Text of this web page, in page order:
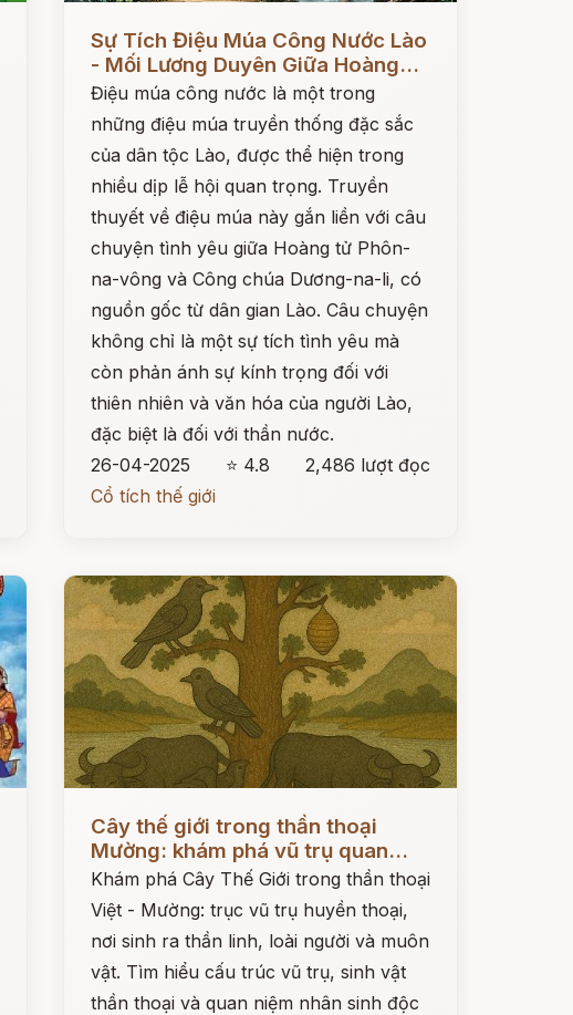
Sự Tích Điệu Múa Công Nước Lào
- Mối Lương Duyên Giữa Hoàng...
Điệu múa công nước là một trong
những điệu múa truyền thống đặc sắc
của dân tộc Lào, được thể hiện trong
nhiều dịp lễ hội quan trọng. Truyền
thuyết về điệu múa này gắn liền với câu
chuyện tình yêu giữa Hoàng tử Phôn-
na-vông và Công chúa Dương-na-li, có
nguồn gốc từ dân gian Lào. Câu chuyện
không chỉ là một sự tích tình yêu mà
còn phản ánh sự kính trọng đối với
thiên nhiên và văn hóa của người Lào,
đặc biệt là đối với thần nước.
26-04-2025
⭐ 4.8
2,486 lượt đọc
Cổ tích thế giới
Cây thế giới trong thần thoại
Mường: khám phá vũ trụ quan...
Khám phá Cây Thế Giới trong thần thoại
Việt - Mường: trục vũ trụ huyền thoại,
nơi sinh ra thần linh, loài người và muôn
vật. Tìm hiểu cấu trúc vũ trụ, sinh vật
thần thoại và quan niệm nhân sinh độc